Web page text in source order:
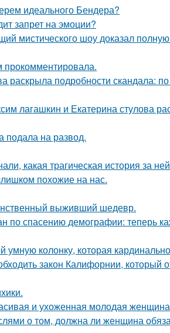
идеального Бендера?
запрет на эмоции?
мистического шоу доказал
подробности скандала:
лагашкин и Екатерина стулова
подала на развод.
какая трагическая история за
похожие на нас.
выживший шедевр.
по спасению демографии: теперь
колонку, которая
закон Калифорнии, который
и ухоженная молодая
о том, должна ли женщина